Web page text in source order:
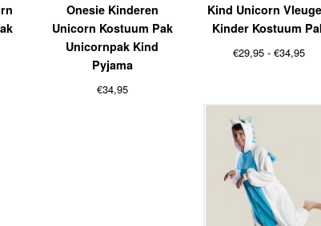
Onesie Kinderen
Unicorn Kostuum Pak
Unicornpak Kind
Pyjama
€34,95
Kind Unicorn
Kinder Kostuum
€29,95 - €34,95